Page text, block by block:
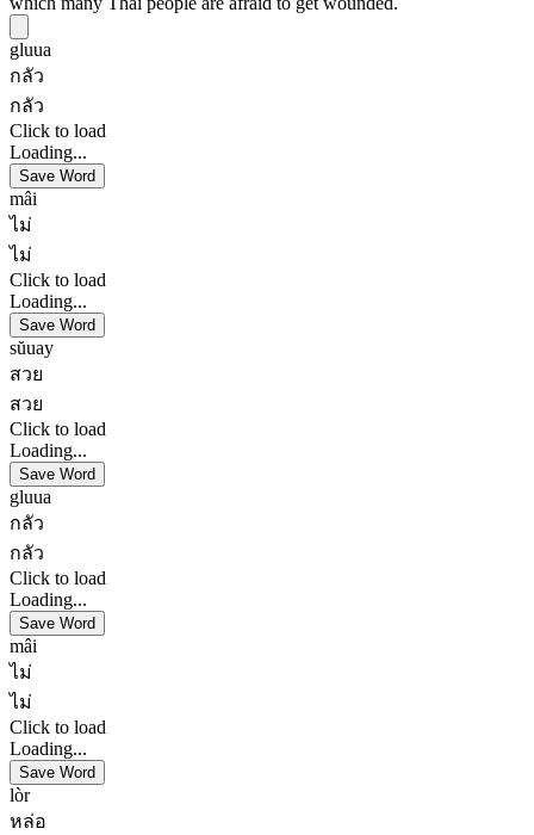
gluua
กลัว
กลัว
Click to load
Loading...
Save Word
mâi
ไม่
ไม่
Click to load
Loading...
Save Word
sŭuay
สวย
สวย
Click to load
Loading...
Save Word
gluua
กลัว
กลัว
Click to load
Loading...
Save Word
mâi
ไม่
ไม่
Click to load
Loading...
Save Word
lòr
หล่อ